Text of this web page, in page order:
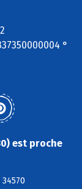
°
est proche